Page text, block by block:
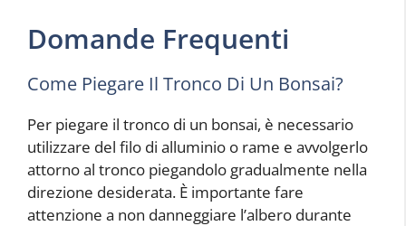
Domande Frequenti
Come Piegare Il Tronco Di Un Bonsai?
Per piegare il tronco di un bonsai, è necessario
utilizzare del filo di alluminio o rame e avvolgerlo
attorno al tronco piegandolo gradualmente nella
direzione desiderata. È importante fare
attenzione a non danneggiare l’albero durante